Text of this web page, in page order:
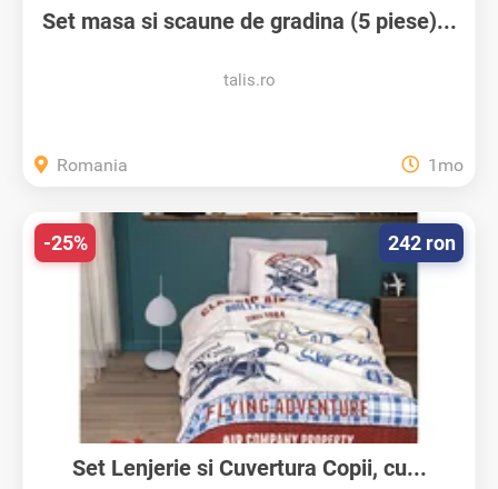
Set masa si scaune de gradina (5 piese)...
talis.ro
Romania 1mo
Set Lenjerie si Cuvertura Copii, cu...
242 ron
-25%